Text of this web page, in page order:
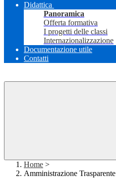
Didattica
Panoramica
Offerta formativa
I progetti delle classi
Internazionalizzazione
Documentazione utile
Contatti
Home >
Amministrazione Trasparente